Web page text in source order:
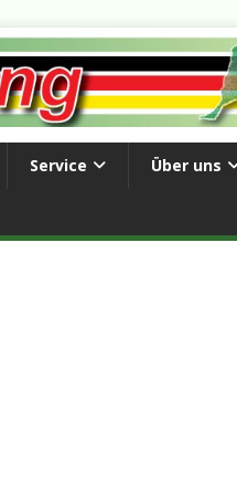
Service Über uns